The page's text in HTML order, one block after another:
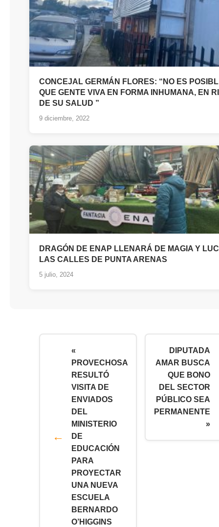
CONCEJAL GERMÁN FLORES: “NO ES
QUE GENTE VIVA EN FORMA INHUMANA, EN
DE SU SALUD ”
9 diciembre, 2022
DRAGÓN DE ENAP LLENARÁ DE MAGIA Y
LAS CALLES DE PUNTA ARENAS
5 julio, 2024
«
PROVECHOSA
RESULTÓ
VISITA DE
ENVIADOS
DEL
MINISTERIO
DE
EDUCACIÓN
PARA
PROYECTAR
UNA NUEVA
ESCUELA
BERNARDO
O’HIGGINS
DIPUTADA
AMAR BUSCA
QUE BONO
DEL SECTOR
PÚBLICO SEA
PERMANENTE
»